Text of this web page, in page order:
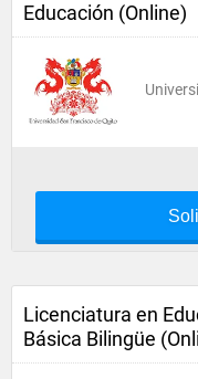
Educación (Online)
Licenciatura en
Básica Bilingüe